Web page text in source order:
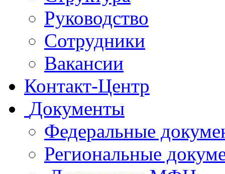
Руководство
Сотрудники
Вакансии
Контакт-Центр
Документы
Федеральные
Региональные